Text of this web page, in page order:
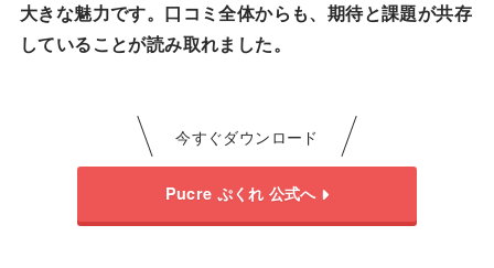
大きな魅力です。口コミ全体からも、期待と課題が共存
していることが読み取れました。
今すぐダウンロード
Pucre ぷくれ 公式へ